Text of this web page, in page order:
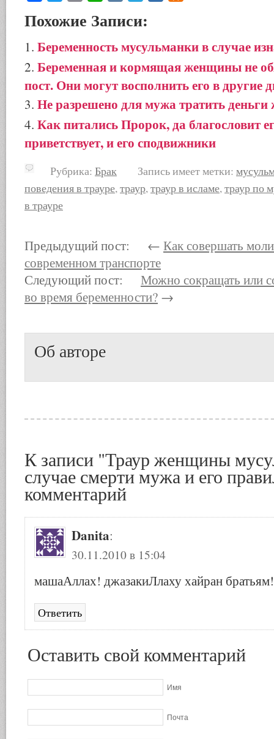
Похожие Записи:
Беременность мусульманки в случае
Беременная и кормящая женщины не
пост. Они могут восполнить его в другие
Не разрешено для мужа тратить
Как питались Пророк, да благословит
приветствует, и его сподвижники
Рубрика: Брак Запись имеет метки:
поведения в трауре,траур,траур в исламе,траур по
в трауре
Предыдущий пост: ← Как совершать
современном транспорте
Следующий пост: Можно сокращать или
во время беременности? →
Об авторе
К записи "Траур женщины
случае смерти мужа и его
комментарий
Danita:
30.11.2010 в 15:04
машаАллах! джазакиЛлаху хайран братьям!
Ответить
Оставить свой комментарий
Имя
Почта